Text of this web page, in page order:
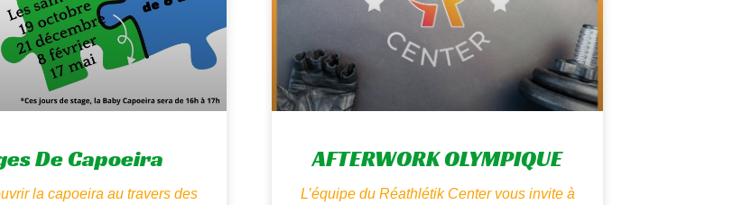
De Capoeira
la capoeira au travers des
AFTERWORK OLYMPIQUE
L’équipe du Réathlétik Center vous invite à